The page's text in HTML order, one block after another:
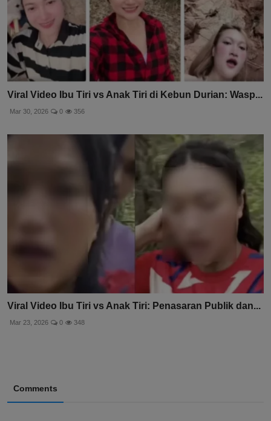
Viral Video Ibu Tiri vs Anak Tiri di Kebun Durian: Wasp...
Mar 30, 2026 0 356
Viral Video Ibu Tiri vs Anak Tiri: Penasaran Publik dan...
Mar 23, 2026 0 348
Comments